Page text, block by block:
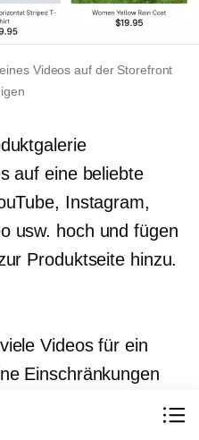
Videos auf der Storefront
auf eine beliebte
Instagram,
usw. hoch und fügen
Produktseite hinzu.
Videos für ein
Einschränkungen